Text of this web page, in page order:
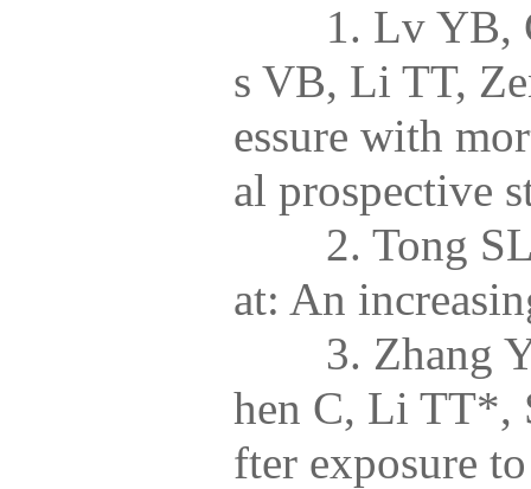
1. Lv YB,
s VB, Li TT,
essure with
al prospective
2. Tong SL*,
at: An
3. Zhang Y,
hen C, Li TT*,
fter exposure